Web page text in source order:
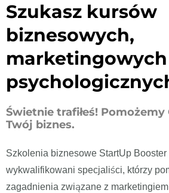
Szukasz kursów
biznesowych,
Świetnie trafiłeś! Pomożemy
Twój biznes.
Szkolenia biznesowe StartUp Booster
wykwalifikowani specjaliści, którzy
zagadnienia związane z